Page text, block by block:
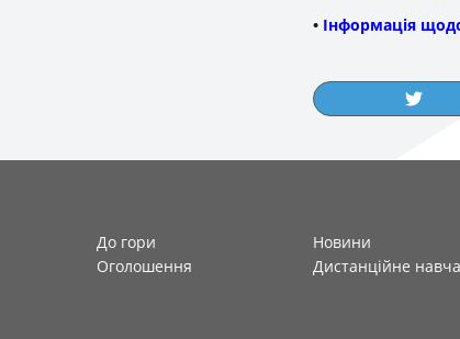
• Інформація
До гори
Новини
Оголошення
Дистанційне